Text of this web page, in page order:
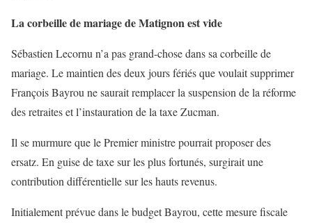
La corbeille de mariage de Matignon est vide
Sébastien Lecornu n’a pas grand-chose dans sa corbeille de
mariage. Le maintien des deux jours fériés que voulait supprimer
François Bayrou ne saurait remplacer la suspension de la réforme
des retraites et l’instauration de la taxe Zucman.
Il se murmure que le Premier ministre pourrait proposer des
ersatz. En guise de taxe sur les plus fortunés, surgirait une
contribution différentielle sur les hauts revenus.
Initialement prévue dans le budget Bayrou, cette mesure fiscale